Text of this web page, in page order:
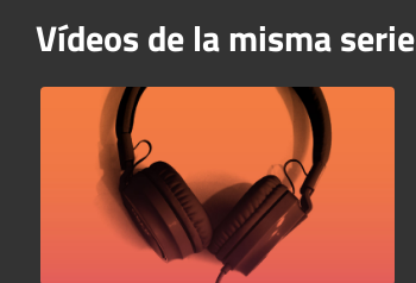
Vídeos de la misma serie